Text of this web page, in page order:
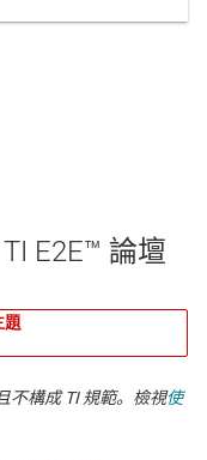
E2E™ 論壇
題
不構成 TI 規範。檢視使